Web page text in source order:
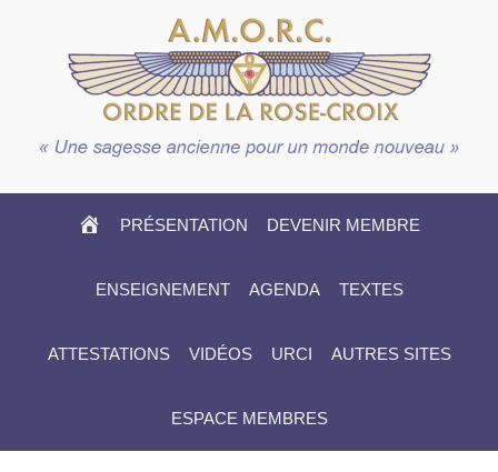
HOME
PRÉSENTATION DEVENIR MEMBRE
ENSEIGNEMENT AGENDA TEXTES
ATTESTATIONS VIDÉOS URCI AUTRES SITES
ESPACE MEMBRES